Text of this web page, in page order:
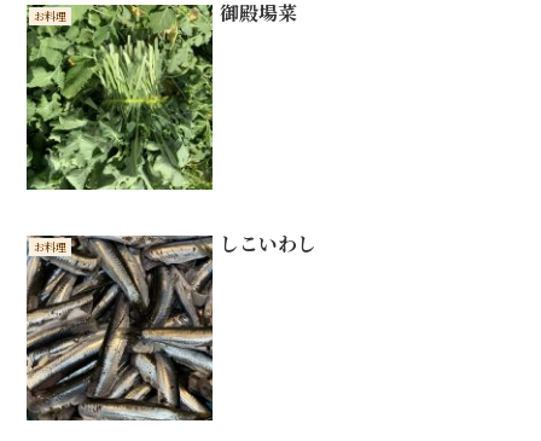
お料理 御殿場菜
お料理 しこいわし